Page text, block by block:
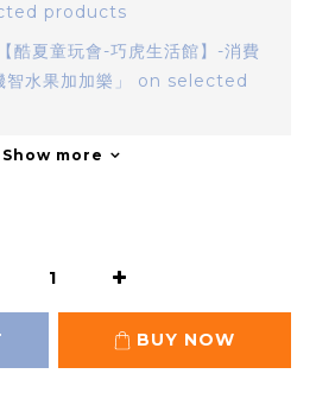
products
【酷夏童玩會-巧虎生活館】-消費
水果加加樂」 on selected
Show more
BUY NOW